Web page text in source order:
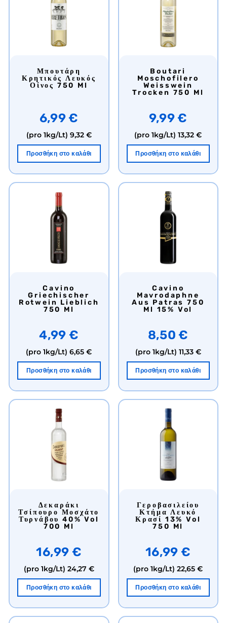
Μπουτάρη
Κρητικός Λευκός
Οίνος 750 Ml
6,99 €
(pro 1kg/Lt) 9,32 €
Προσθήκη στο καλάθι
Boutari
Moschofilero
Weisswein
Trocken 750 Ml
9,99 €
(pro 1kg/Lt) 13,32 €
Προσθήκη στο καλάθι
Cavino
Griechischer
Rotwein Lieblich
750 Ml
4,99 €
(pro 1kg/Lt) 6,65 €
Προσθήκη στο καλάθι
Cavino
Mavrodaphne
Aus Patras 750
Ml 15% Vol
8,50 €
(pro 1kg/Lt) 11,33 €
Προσθήκη στο καλάθι
Δεκαράκι
Τσίπουρο Μοσχάτο
Τυρνάβου 40% Vol
700 Ml
16,99 €
(pro 1kg/Lt) 24,27 €
Προσθήκη στο καλάθι
Γεροβασιλείου
Κτήμα Λευκό
Κρασί 13% Vol
750 Ml
16,99 €
(pro 1kg/Lt) 22,65 €
Προσθήκη στο καλάθι